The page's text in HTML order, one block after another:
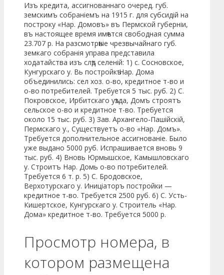
Изъ кредита, ассигнованнаго очеред. губ.
земскимъ собраніемъ на 1915 г. для субсидій на
построку «Нар. Домовъ» въ Пермской губерніи,
въ настоящее время имѣется свободная сумма
23.707 р. На разсмотрѣніе чрезвычайнаго губ.
земкаго собранія управа представила
ходатайства изъ слѣд селеній: 1) с. Сосновское,
Кунгурскаго у. Вь постройкѣ Нар. Дома
объединились: сел хоз. о-во, кредитное т-во и
о-во потребителей. Требуется 5 тыс. руб. 2) С.
Покровское, Ирбитскаго уѣзда, Домъ строятъ
сельское о-во и кредитное т-во. Требуется
около 15 тыс. руб. 3) Зав. Архангело-Пашійскій,
Пермскаго у., Существуетъ о-во «Нар. Домъ».
Тре­буется дополнительное ассигнованіе. Было
уже выдано 5000 руб. Испрашивается вновь 9
тыс. руб. 4) Вновь Юрмышское, Камышловскаго
у. Строитъ Нар. Домь о-во потребителей.
Требуется 6 т. р. 5) С. Бродовское,
Верхотурскаго у. Иниціаторъ постройки —
кредит­ное т-во. Требуется 2500 руб. 6) С. Усть-
Кишертское, Кунгур­скаго у. Строитель «Нар.
Дома» кредитное т-во. Требуется 5000 р.
Просмотр номера, в
котором размещена